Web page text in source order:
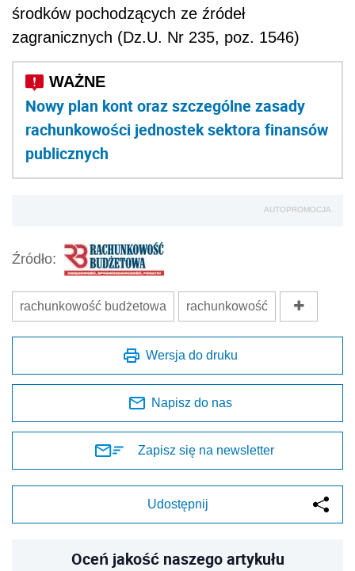
środków pochodzących ze źródeł
zagranicznych (Dz.U. Nr 235, poz. 1546)
Nowy plan kont oraz szczególne zasady
rachunkowości jednostek sektora finansów
publicznych
AUTOPROMOCJA
Źródło:
rachunkowość budżetowa rachunkowość
Wersja do druku
Napisz do nas
Zapisz się na newsletter
Udostępnij
Oceń jakość naszego artykułu